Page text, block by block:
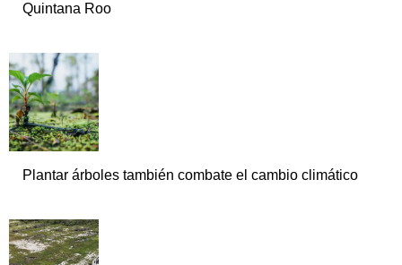
Quintana Roo
Plantar árboles también combate el cambio climático